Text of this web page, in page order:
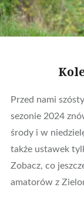
Przed nami
sezonie 2024
środy i w
także ustawek
Zobacz, co
amatorów z